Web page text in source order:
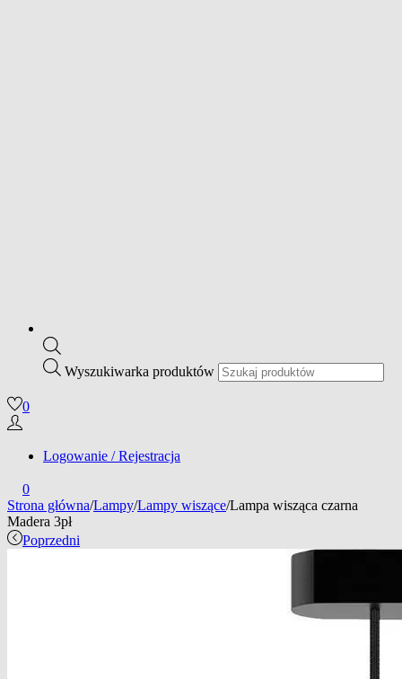
Wyszukiwarka produktów
0
Logowanie / Rejestracja
0
Strona główna/Lampy/Lampy wiszące/Lampa wisząca czarna
Madera 3pł
Poprzedni